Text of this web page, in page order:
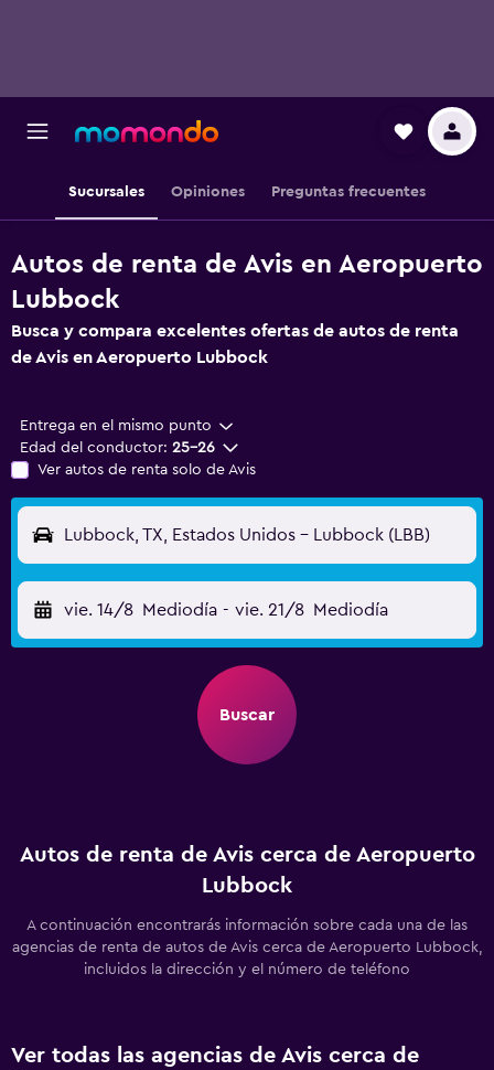
Sucursales Opiniones Preguntas frecuentes
Autos de renta de Avis en Aeropuerto
Lubbock
Busca y compara excelentes ofertas de autos de renta
de Avis en Aeropuerto Lubbock
Entrega en el mismo punto
Edad del conductor: 25-26
Ver autos de renta solo de Avis
Lubbock, TX, Estados Unidos - Lubbock (LBB)
vie. 14/8 Mediodía - vie. 21/8 Mediodía
Buscar
Autos de renta de Avis cerca de Aeropuerto
Lubbock
A continuación encontrarás información sobre cada una de las
agencias de renta de autos de Avis cerca de Aeropuerto Lubbock,
incluidos la dirección y el número de teléfono
Ver todas las agencias de Avis cerca de